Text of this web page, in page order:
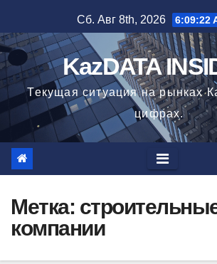
к
содержимому
Сб. Авг 8th, 2026 6:09:23
KazDATA
Текущая ситуация на рынках
цифрах.
Метка:
компании